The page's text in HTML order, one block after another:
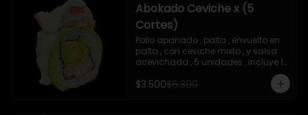
Abokado Ceviche x (5
Cortes)
Pollo apanado , palta , envuelto en
palta , con ceviche mixto , y salsa
acevichada , 5 unidades , incluye 1
$3.500$6.300